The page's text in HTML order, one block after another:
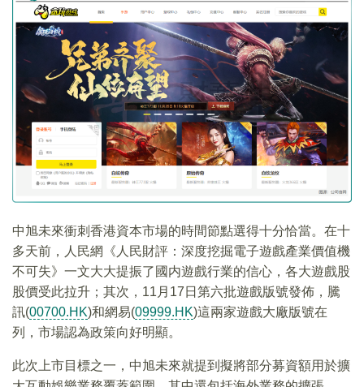
中旭未來衝刺香港資本市場的時間節點選得十分恰當。在十
多天前，人民網《人民財評：深度挖掘電子遊戲產業價值機
不可失》一文大大提振了國内遊戲行業的信心，各大遊戲股
股價受此拉升；其次，11月17日第六批遊戲版號發佈，騰
訊(00700.HK)和網易(09999.HK)這兩家遊戲大廠版號在
列，市場認為政策向好明顯。
此次上市目標之一，中旭未來就提到擬將部分募資額用於擴